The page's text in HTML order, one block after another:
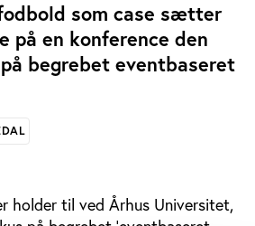
som case sætter
på en konference den
begrebet eventbaseret
holder til ved Århus Universitet,